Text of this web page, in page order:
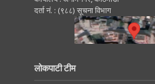
दर्ता नं. : (९८८) सूचना विभाग
लोकपाटी टीम